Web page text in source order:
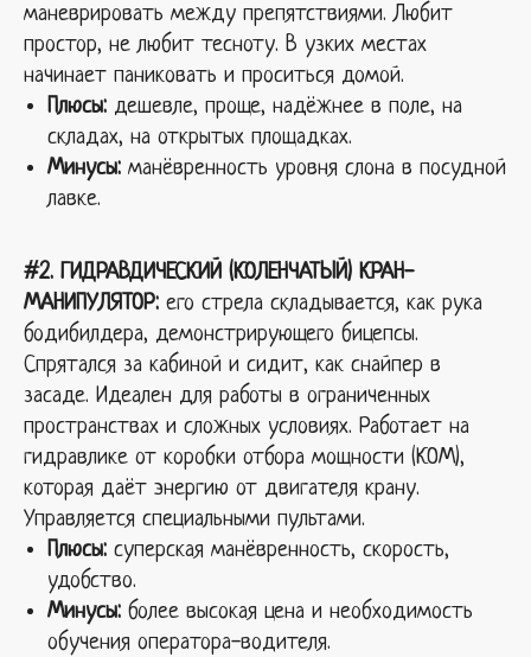
маневрировать между препятствиями. Любит
простор, не любит тесноту. В узких местах
начинает паниковать и проситься домой.
Плюсы: дешевле, проще, надёжнее в поле, на
складах, на открытых площадках.
Минусы: манёвренность уровня слона в посудной
лавке.
#2. ГИДРАВДИЧЕСКИЙ (КОЛЕНЧАТЫЙ) КРАН-
МАНИПУЛЯТОР: его стрела складывается, как рука
бодибилдера, демонстрирующего бицепсы.
Спрятался за кабиной и сидит, как снайпер в
засаде. Идеален для работы в ограниченных
пространствах и сложных условиях. Работает на
гидравлике от коробки отбора мощности (КОМ),
которая даёт энергию от двигателя крану.
Управляется специальными пультами.
Плюсы: суперская манёвренность, скорость,
удобство.
Минусы: более высокая цена и необходимость
обучения оператора-водителя.